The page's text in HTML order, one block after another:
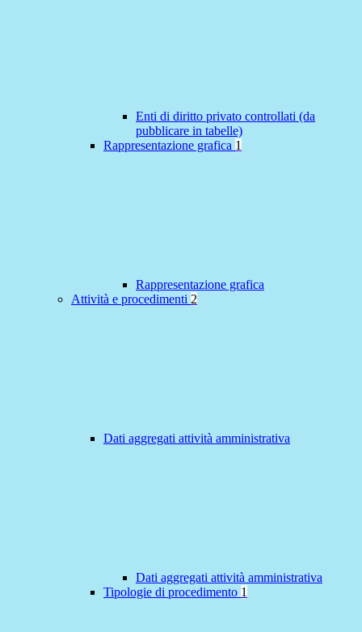
Enti di diritto privato controllati (da
pubblicare in tabelle)
Rappresentazione grafica 1
Rappresentazione grafica
Attività e procedimenti 2
Dati aggregati attività amministrativa
Dati aggregati attività amministrativa
Tipologie di procedimento 1